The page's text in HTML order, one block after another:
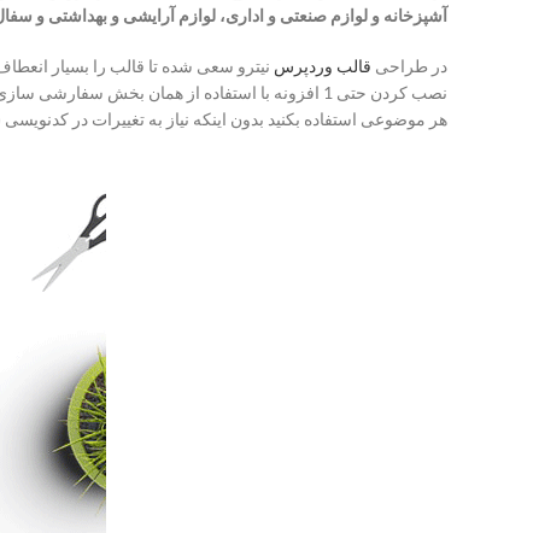
آشپزخانه و لوازم صنعتی و اداری، لوازم آرایشی و بهداشتی و
در طراحی قالب وردپرس نیترو سعی شده تا قالب را بسیار
هر موضوعی استفاده بکنید بدون اینکه نیاز به تغییرات در کدنویسی